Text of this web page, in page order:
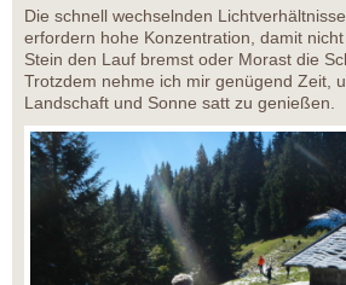
Die schnell wechselnden
erfordern hohe Konzentration, damit
Stein den Lauf bremst oder Morast die
Trotzdem nehme ich mir genügend Zeit,
Landschaft und Sonne satt zu genießen.